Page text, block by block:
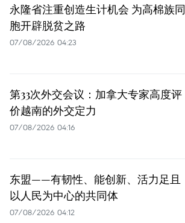
永隆省注重创造生计机会 为高棉族同
胞开辟脱贫之路
07/08/2026 04:23
第33次外交会议：加拿大专家高度评
价越南的外交定力
07/08/2026 04:16
东盟——有韧性、能创新、活力足且
以人民为中心的共同体
07/08/2026 04:12